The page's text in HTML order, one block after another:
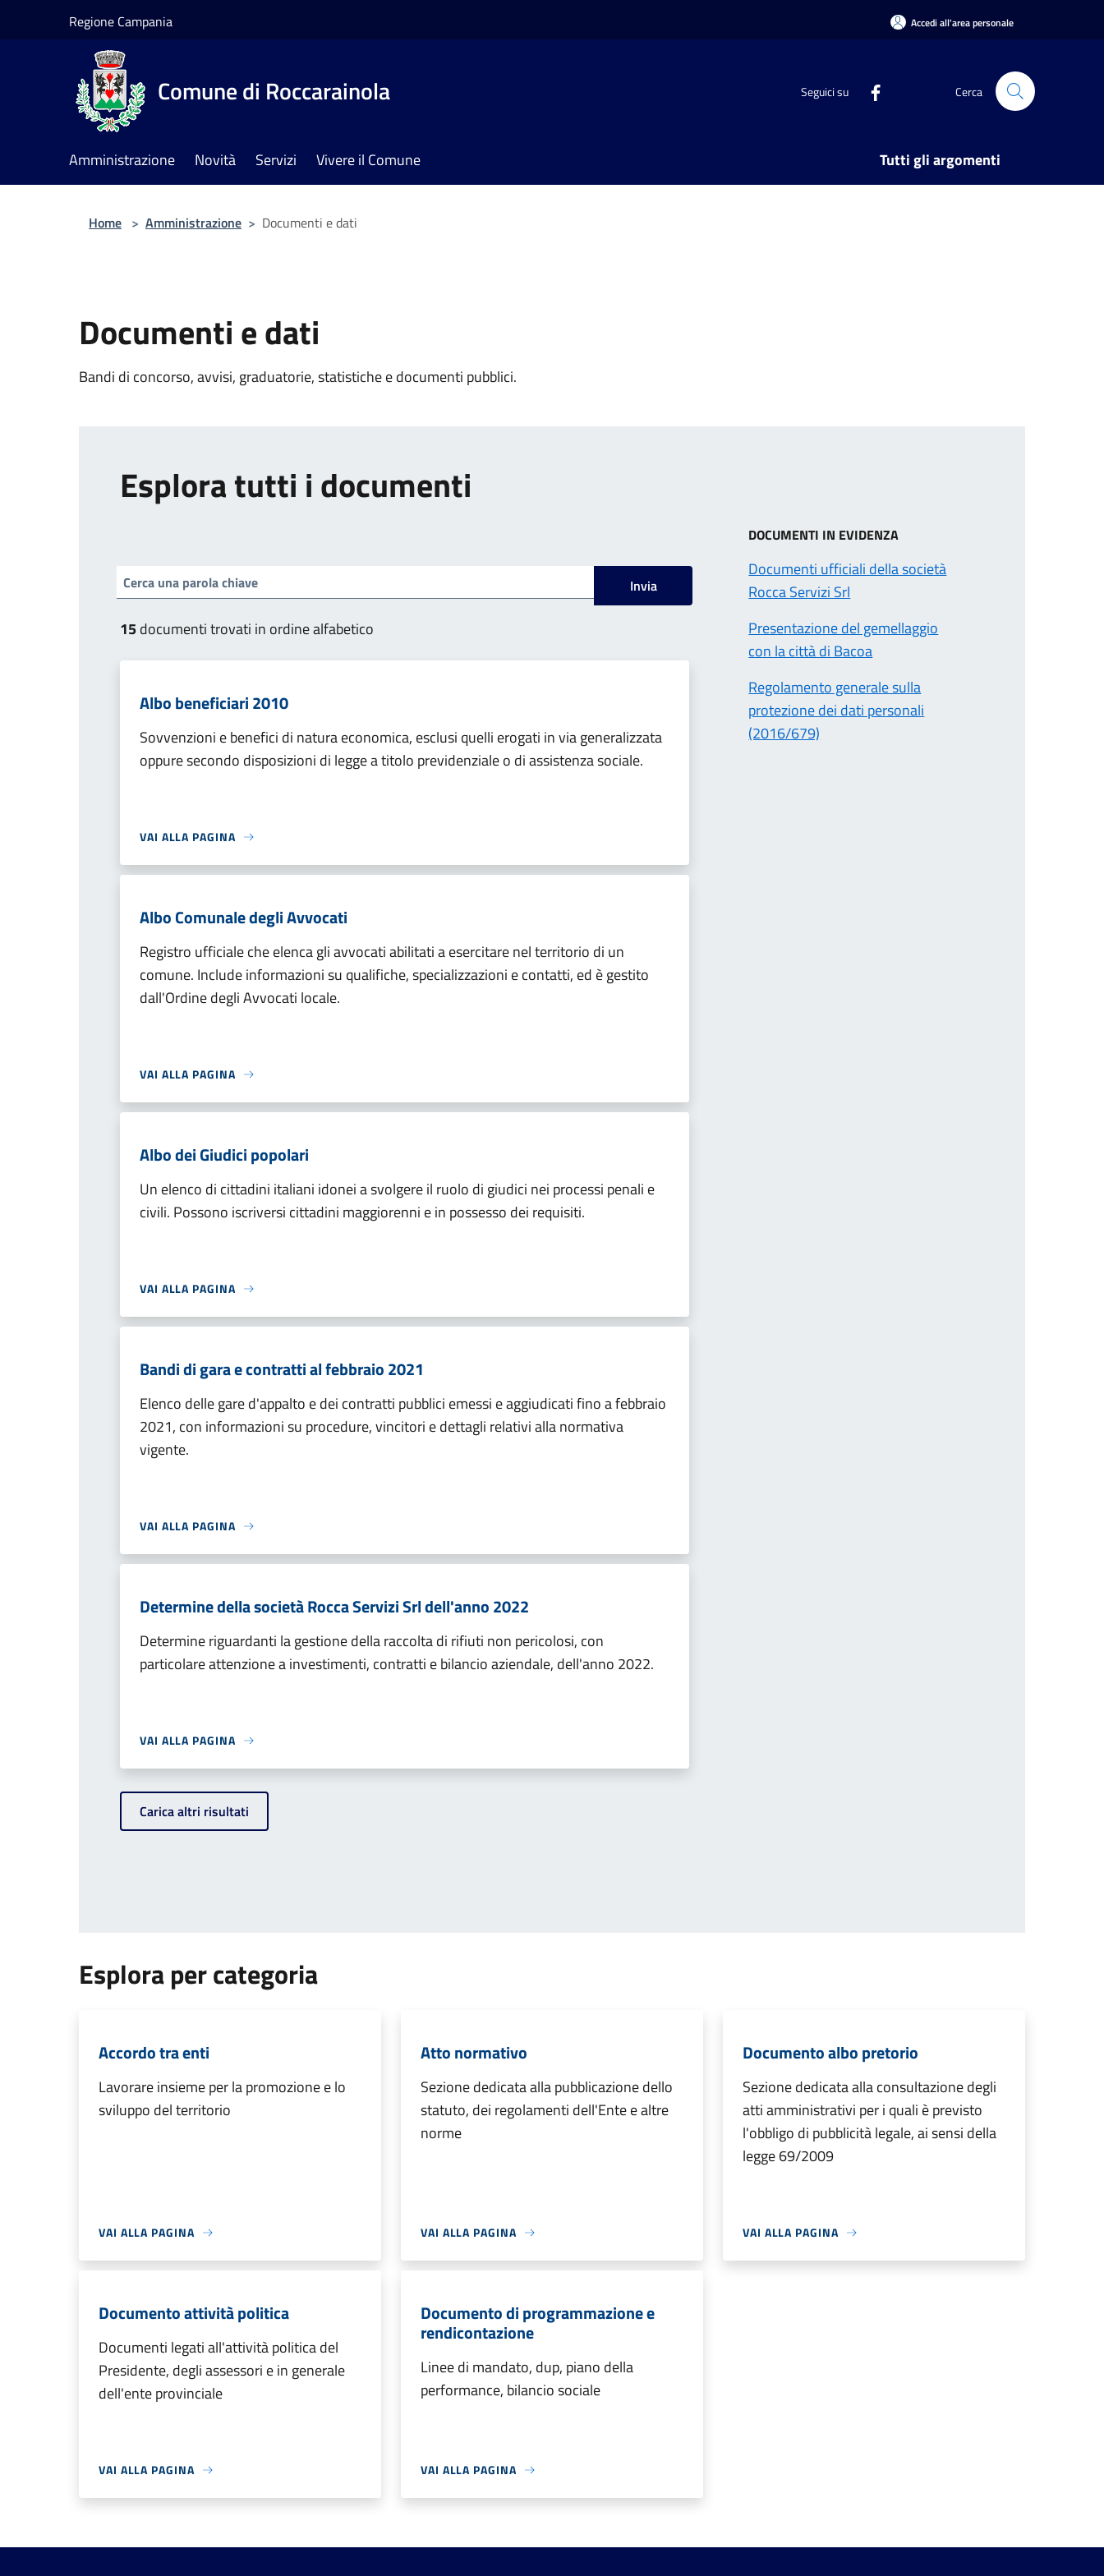
Regione Campania Accedi all'area personale
Comune di Roccarainola Seguici su Cerca
Amministrazione Novità Servizi Vivere il Comune Tutti gli argomenti
Home > Amministrazione > Documenti e dati
Documenti e dati
Bandi di concorso, avvisi, graduatorie, statistiche e documenti pubblici.
Esplora tutti i documenti
Invia
15documenti trovati in ordine alfabetico
Albo beneficiari 2010
Sovvenzioni e benefici di natura economica, esclusi quelli erogati in via generalizzata
oppure secondo disposizioni di legge a titolo previdenziale o di assistenza sociale.
VAI ALLA PAGINA
Albo Comunale degli Avvocati
Registro ufficiale che elenca gli avvocati abilitati a esercitare nel territorio di un
comune. Include informazioni su qualifiche, specializzazioni e contatti, ed è gestito
dall'Ordine degli Avvocati locale.
VAI ALLA PAGINA
Albo dei Giudici popolari
Un elenco di cittadini italiani idonei a svolgere il ruolo di giudici nei processi penali e
civili. Possono iscriversi cittadini maggiorenni e in possesso dei requisiti.
VAI ALLA PAGINA
Bandi di gara e contratti al febbraio 2021
Elenco delle gare d'appalto e dei contratti pubblici emessi e aggiudicati fino a febbraio
2021, con informazioni su procedure, vincitori e dettagli relativi alla normativa
vigente.
VAI ALLA PAGINA
Determine della società Rocca Servizi Srl dell'anno 2022
Determine riguardanti la gestione della raccolta di rifiuti non pericolosi, con
particolare attenzione a investimenti, contratti e bilancio aziendale, dell'anno 2022.
VAI ALLA PAGINA
Carica altri risultati
DOCUMENTI IN EVIDENZA
Documenti ufficiali della società
Rocca Servizi Srl
Presentazione del gemellaggio
con la città di Bacoa
Regolamento generale sulla
protezione dei dati personali
(2016/679)
Esplora per categoria
Accordo tra enti
Lavorare insieme per la promozione e lo
sviluppo del territorio
VAI ALLA PAGINA
Atto normativo
Sezione dedicata alla pubblicazione dello
statuto, dei regolamenti dell'Ente e altre
norme
VAI ALLA PAGINA
Documento albo pretorio
Sezione dedicata alla consultazione degli
atti amministrativi per i quali è previsto
l'obbligo di pubblicità legale, ai sensi della
legge 69/2009
VAI ALLA PAGINA
Documento attività politica
Documenti legati all'attività politica del
Presidente, degli assessori e in generale
dell'ente provinciale
VAI ALLA PAGINA
Documento di programmazione e
rendicontazione
Linee di mandato, dup, piano della
performance, bilancio sociale
VAI ALLA PAGINA